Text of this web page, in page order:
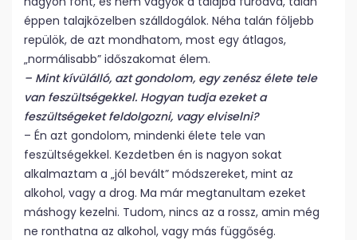
éppen talajközelben szálldogálok. Néha talán följebb
repülök, de azt mondhatom, most egy átlagos,
„normálisabb” időszakomat élem.
– Mint kívülálló, azt gondolom, egy zenész élete tele
van feszültségekkel. Hogyan tudja ezeket a
feszültségeket feldolgozni, vagy elviselni?
– Én azt gondolom, mindenki élete tele van
feszültségekkel. Kezdetben én is nagyon sokat
alkalmaztam a „jól bevált” módszereket, mint az
alkohol, vagy a drog. Ma már megtanultam ezeket
máshogy kezelni. Tudom, nincs az a rossz, amin még
ne ronthatna az alkohol, vagy más függőség.